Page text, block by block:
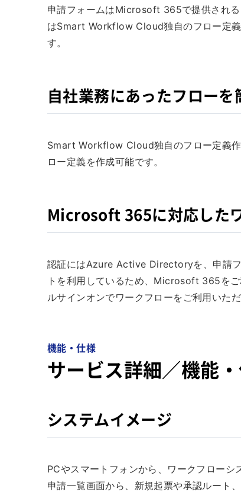
申請フォームはMicrosoft 365で提供され
はSmart Workflow Cloud独自のフロー定義
す。
自社業務にあったフローを
Smart Workflow Cloud独自のフロー定義
ロー定義を作成可能です。
Microsoft 365に対応した
認証にはAzure Active Directoryを、申請
トを利用しているため、Microsoft 365を
ルサインオンでワークフローをご利用いただ
機能・仕様
サービス詳細／機能
システムイメージ
PCやスマートフォンから、ワークフローシ
申請一覧画面から、新規起票や承認ルート